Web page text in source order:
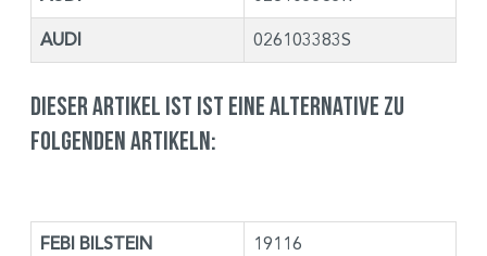
AUDI 026103383S
Dieser Artikel ist ist eine Alternative zu
folgenden Artikeln:
FEBI BILSTEIN 19116